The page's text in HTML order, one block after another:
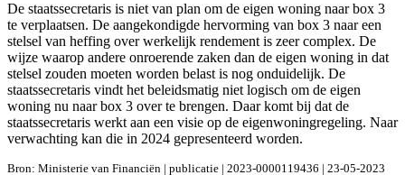
De staatssecretaris is niet van plan om de eigen woning naar box 3
te verplaatsen. De aangekondigde hervorming van box 3 naar een
stelsel van heffing over werkelijk rendement is zeer complex. De
wijze waarop andere onroerende zaken dan de eigen woning in dat
stelsel zouden moeten worden belast is nog onduidelijk. De
staatssecretaris vindt het beleidsmatig niet logisch om de eigen
woning nu naar box 3 over te brengen. Daar komt bij dat de
staatssecretaris werkt aan een visie op de eigenwoningregeling. Naar
verwachting kan die in 2024 gepresenteerd worden.
Bron: Ministerie van Financiën | publicatie | 2023-0000119436 | 23-05-2023